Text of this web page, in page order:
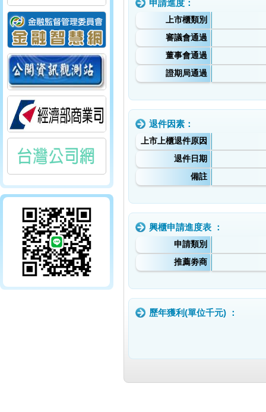
申請進度：
上市櫃類別
審議會通過
董事會通過
證期局通過
退件因素：
上市上櫃退件原因
退件日期
備註
興櫃申請進度表 ：
申請類別
推薦劵商
歷年獲利(單位千元) ：